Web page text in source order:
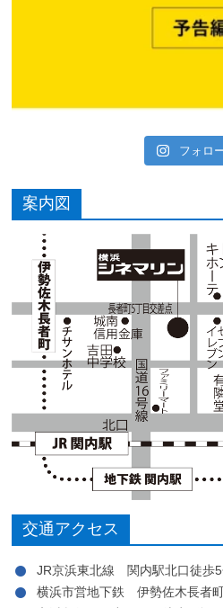
フォロ
案内図
交通アクセス
JR京浜東北線 関内駅北口徒歩
横浜市営地下鉄 伊勢佐木長者